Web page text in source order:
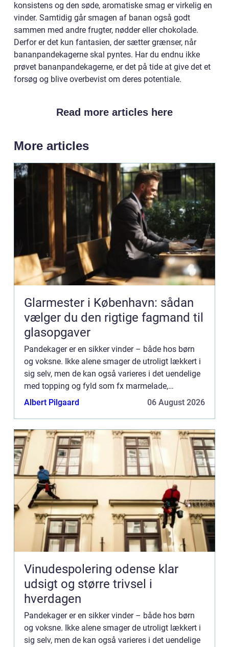
konsistens og den søde, aromatiske smag er virkelig en
vinder. Samtidig går smagen af banan også godt
sammen med andre frugter, nødder eller chokolade.
Derfor er det kun fantasien, der sætter grænser, når
bananpandekagerne skal pyntes. Har du endnu ikke
prøvet bananpandekagerne, er det på tide at give det et
forsøg og blive overbevist om deres potentiale.
Read more articles here
More articles
Glarmester i København: sådan
vælger du den rigtige fagmand til
glasopgaver
Pandekager er en sikker vinder – både hos børn
og voksne. Ikke alene smager de utroligt lækkert i
sig selv, men de kan også varieres i det uendelige
med topping og fyld som fx marmelade,
kanelsukker, is og meget mere. O...
Albert Pilgaard 06 August 2026
Vinudespolering odense klar
udsigt og større trivsel i
hverdagen
Pandekager er en sikker vinder – både hos børn
og voksne. Ikke alene smager de utroligt lækkert i
sig selv, men de kan også varieres i det uendelige